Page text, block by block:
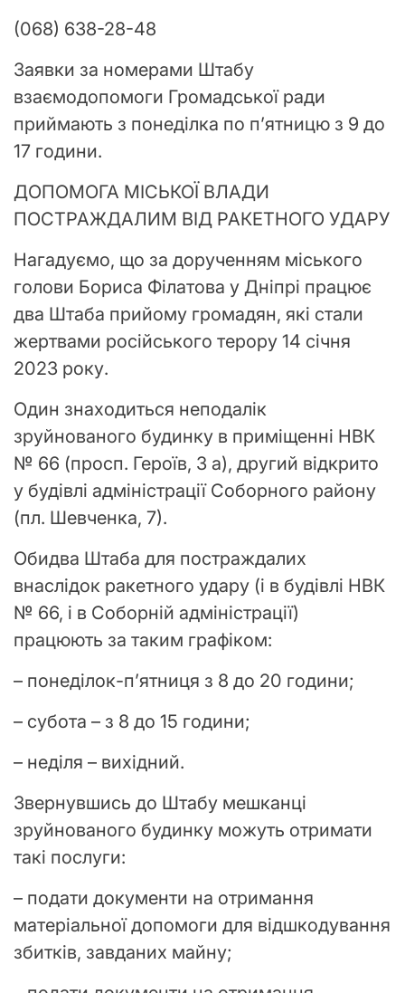
(068) 638-28-48
Заявки за номерами Штабу
взаємодопомоги Громадської ради
приймають з понеділка по п’ятницю з 9 до
17 години.
ДОПОМОГА МІСЬКОЇ ВЛАДИ
ПОСТРАЖДАЛИМ ВІД РАКЕТНОГО УДАРУ
Нагадуємо, що за дорученням міського
голови Бориса Філатова у Дніпрі працює
два Штаба прийому громадян, які стали
жертвами російського терору 14 січня
2023 року.
Один знаходиться неподалік
зруйнованого будинку в приміщенні НВК
№ 66 (просп. Героїв, 3 а), другий відкрито
у будівлі адміністрації Соборного району
(пл. Шевченка, 7).
Обидва Штаба для постраждалих
внаслідок ракетного удару (і в будівлі НВК
№ 66, і в Соборній адміністрації)
працюють за таким графіком:
– понеділок-п’ятниця з 8 до 20 години;
– субота – з 8 до 15 години;
– неділя – вихідний.
Звернувшись до Штабу мешканці
зруйнованого будинку можуть отримати
такі послуги:
– подати документи на отримання
матеріальної допомоги для відшкодування
збитків, завданих майну;